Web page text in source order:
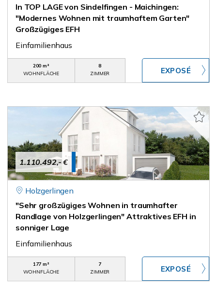
In TOP LAGE von Sindelfingen - Maichingen:
"Modernes Wohnen mit traumhaftem Garten"
Großzügiges EFH
Einfamilienhaus
200 m²
WOHNFLÄCHE
8
ZIMMER
1.110.492,- €
Holzgerlingen
"Sehr großzügiges Wohnen in traumhafter
Randlage von Holzgerlingen" Attraktives EFH in
sonniger Lage
Einfamilienhaus
177 m²
WOHNFLÄCHE
7
ZIMMER